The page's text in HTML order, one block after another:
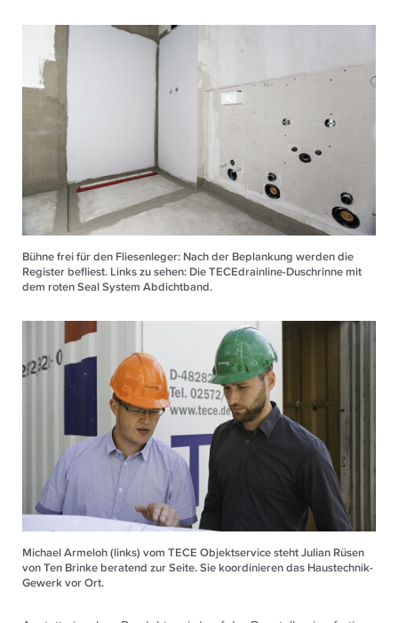
Bühne frei für den Fliesenleger: Nach der Beplankung werden die
Register befliest. Links zu sehen: Die TECEdrainline-Duschrinne mit
dem roten Seal System Abdichtband.
Michael Armeloh (links) vom TECE Objektservice steht Julian Rüsen
von Ten Brinke beratend zur Seite. Sie koordinieren das Haustechnik-
Gewerk vor Ort.